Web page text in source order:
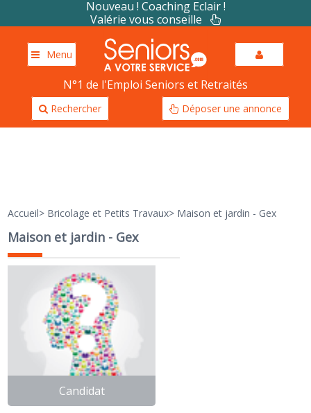
Nouveau ! Coaching Eclair !
Valérie vous conseille
Menu
N°1 de l'Emploi Seniors et Retraités
Rechercher Déposer une annonce
Accueil> Bricolage et Petits Travaux> Maison et jardin - Gex
Maison et jardin - Gex
Candidat